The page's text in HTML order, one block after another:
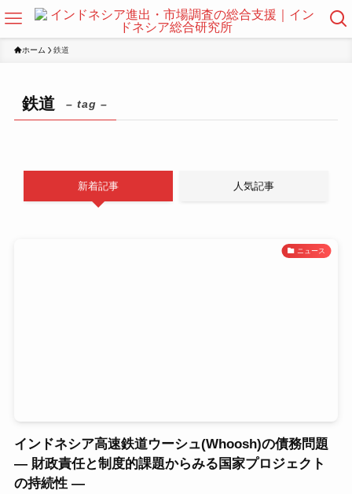
ホーム 鉄道
鉄道 – tag –
新着記事 人気記事
ニュース
インドネシア高速鉄道ウーシュ(Whoosh)の債務問題
― 財政責任と制度的課題からみる国家プロジェクト
の持続性 ―